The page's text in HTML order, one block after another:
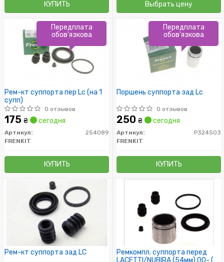
КУПИТЬ Выбрать цену
Рем-кт суппорта пер Lc (на 1
супп)
0 отзывов
175 ₴ сегодня
Артикул:
254089
FRENKIT
КУПИТЬ
Передплата
обов'язкова
Поршень суппорта зад Lc
0 отзывов
250 ₴ сегодня
Артикул:
P324503
FRENKIT
КУПИТЬ
Передплата
обов'язкова
Рем-кт суппорта зад LC
Ремкомпл. суппорта перед